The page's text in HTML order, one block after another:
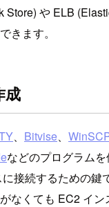
Store) や ELB
きます。
成
、 Bitvise、
などのプログラム
接続するための鍵
なくても EC2 イ